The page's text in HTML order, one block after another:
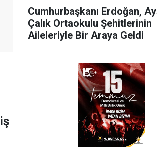
Cumhurbaşkanı Erdoğan,
Çalık Ortaokulu Şehitlerinin
Aileleriyle Bir Araya Geldi